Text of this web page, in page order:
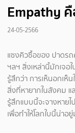
Empathy
24-05-2566
แซงคิวซื้อของ ปาดร
ฯลฯ สิ่งเหล่านี้มักเจอ
รู้สึกว่า การเห็นอกเห็น
สิ่งที่หายากในสังคม
รู้สึกแบบนี้จะจางหายไ
เพื่อทำให้โลกใบนี้น่าอ